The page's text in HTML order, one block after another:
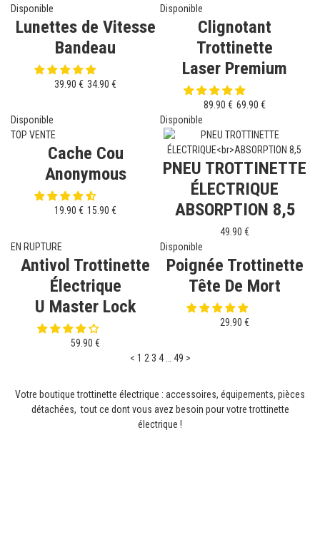
Disponible
Lunettes de Vitesse
Bandeau
39.90 € 34.90 €
Disponible
Clignotant
Trottinette
Laser Premium
89.90 € 69.90 €
Disponible
TOP VENTE
Cache Cou
Anonymous
19.90 € 15.90 €
Disponible
PNEU TROTTINETTE
ÉLECTRIQUE
ABSORPTION 8,5
49.90 €
EN RUPTURE
Antivol Trottinette
Électrique
U Master Lock
59.90 €
Disponible
Poignée Trottinette
Tête De Mort
29.90 €
< 1 2 3 4 49 >
Votre boutique trottinette électrique : accessoires, équipements, pièces
détachées, tout ce dont vous avez besoin pour votre trottinette
électrique !